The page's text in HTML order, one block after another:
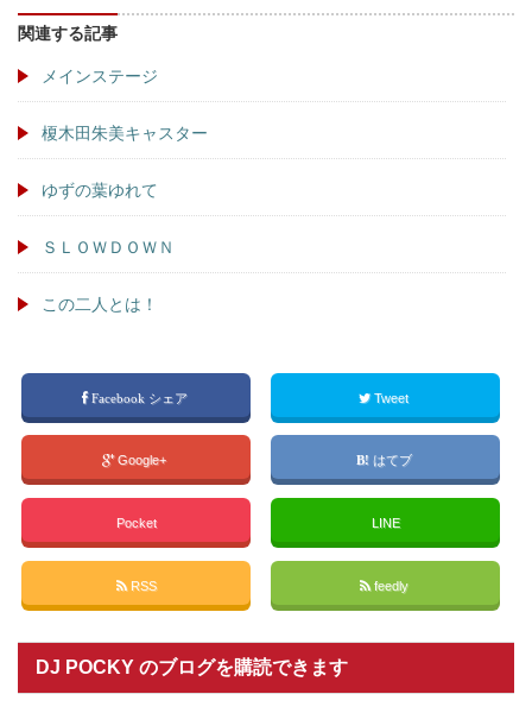
関連する記事
メインステージ
榎木田朱美キャスター
ゆずの葉ゆれて
ＳＬＯＷＤＯＷＮ
この二人とは！
Facebook シェア Tweet
Google+ はてブ
Pocket LINE
RSS feedly
DJ POCKY のブログを購読できます